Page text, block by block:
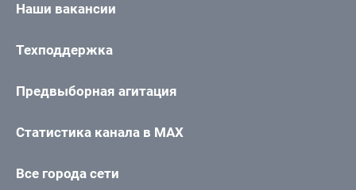
Наши вакансии
Техподдержка
Предвыборная агитация
Статистика канала в MAX
Все города сети